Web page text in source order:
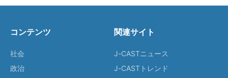
コンテンツ
社会
政治
関連サイト
J-CASTニュース
J-CASTトレンド